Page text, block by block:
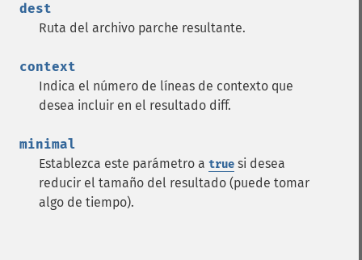
dest
Ruta del archivo parche resultante.
context
Indica el número de líneas de contexto que
desea incluir en el resultado diff.
minimal
Establezca este parámetro a true si desea
reducir el tamaño del resultado (puede tomar
algo de tiempo).